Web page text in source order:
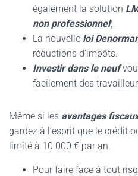
également la solution
non professionnel).
La nouvelle loi
réductions d’impôts.
Investir dans le neuf
facilement des
Même si les avantages
gardez à l’esprit que le crédit
limité à 10 000 € par an.
Pour faire face à tout